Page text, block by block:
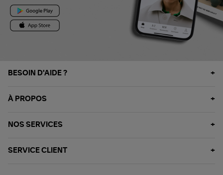
BESOIN D'AIDE ?
À PROPOS
NOS SERVICES
SERVICE CLIENT